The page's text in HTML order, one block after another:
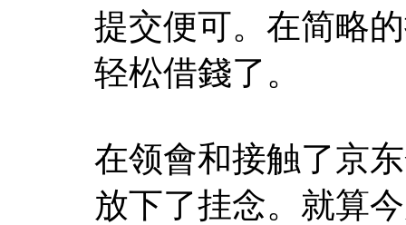
提交便可。在简略
轻松借錢了。
在领會和接触了京
放下了挂念。就算